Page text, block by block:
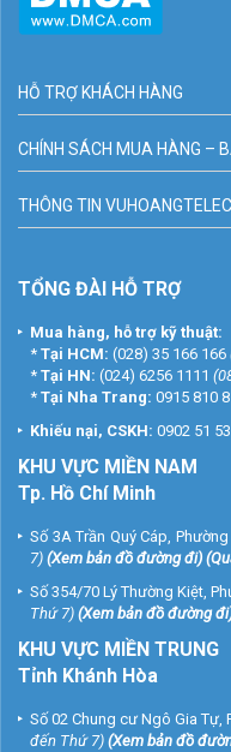
HỖ TRỢ KHÁCH HÀNG
CHÍNH SÁCH MUA HÀNG –
THÔNG TIN
TỔNG ĐÀI HỖ TRỢ
Mua hàng, hỗ trợ kỹ thuật:
* Tại HCM: (028) 35 166 166
* Tại HN: (024) 6256 1111
* Tại Nha Trang: 0915 810
Khiếu nại, CSKH: 0902 51
KHU VỰC MIỀN NAM
Tp. Hồ Chí Minh
Số 3A Trần Quý Cáp,
7) (Xem bản đồ đường đi)
Số 354/70 Lý Thường Kiệt,
Thứ 7) (Xem bản đồ đường đi
KHU VỰC MIỀN TRUNG
Tỉnh Khánh Hòa
Số 02 Chung cư Ngô Gia Tự,
đến Thứ 7) (Xem bản đồ